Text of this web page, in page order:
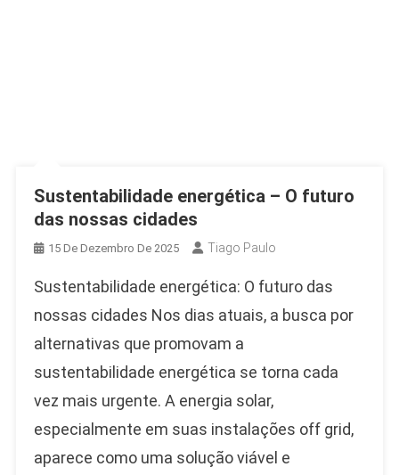
Sustentabilidade energética – O futuro
das nossas cidades
15 De Dezembro De 2025 Tiago Paulo
Sustentabilidade energética: O futuro das
nossas cidades Nos dias atuais, a busca por
alternativas que promovam a
sustentabilidade energética se torna cada
vez mais urgente. A energia solar,
especialmente em suas instalações off grid,
aparece como uma solução viável e